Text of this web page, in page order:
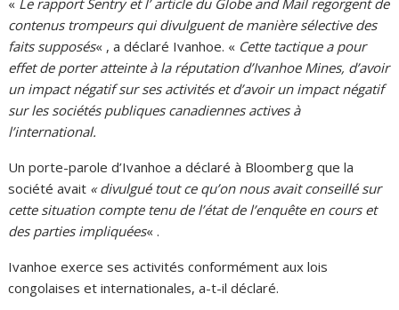
« Le rapport Sentry et l’ article du Globe and Mail regorgent de
contenus trompeurs qui divulguent de manière sélective des
faits supposés« , a déclaré Ivanhoe. « Cette tactique a pour
effet de porter atteinte à la réputation d’Ivanhoe Mines, d’avoir
un impact négatif sur ses activités et d’avoir un impact négatif
sur les sociétés publiques canadiennes actives à
l’international.
Un porte-parole d’Ivanhoe a déclaré à Bloomberg que la
société avait « divulgué tout ce qu’on nous avait conseillé sur
cette situation compte tenu de l’état de l’enquête en cours et
des parties impliquées« .
Ivanhoe exerce ses activités conformément aux lois
congolaises et internationales, a-t-il déclaré.